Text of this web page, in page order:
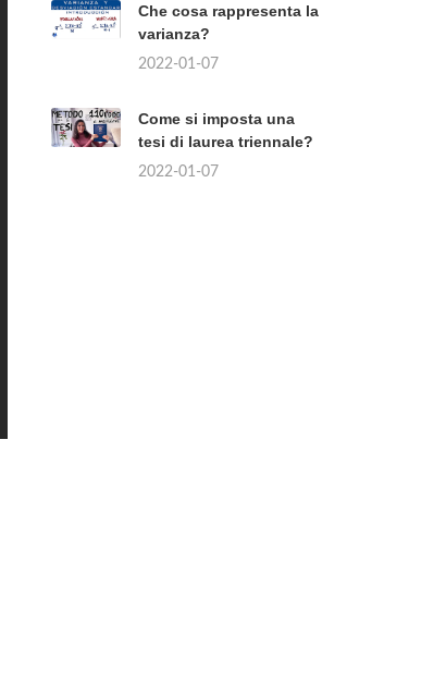
Che cosa rappresenta la
varianza?
2022-01-07
Come si imposta una
tesi di laurea triennale?
2022-01-07